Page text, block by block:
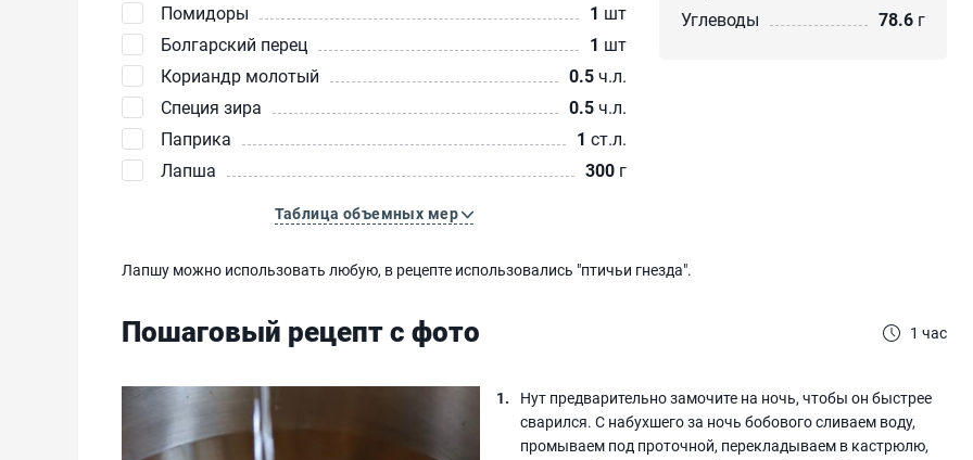
Помидоры
1 шт
Болгарский перец
1 шт
Кориандр молотый
0.5ч.л.
Специя зира
0.5ч.л.
Паприка
1 ст.л.
Лапша
300 г
Таблица объемных мер
Углеводы
78.6 г
Лапшу можно использовать любую, в рецепте использовались "птичьи гнезда".
Пошаговый рецепт с фото 1 час
Нут предварительно замочите на ночь, чтобы он быстрее
сварился. С набухшего за ночь бобового сливаем воду,
промываем под проточной, перекладываем в кастрюлю,